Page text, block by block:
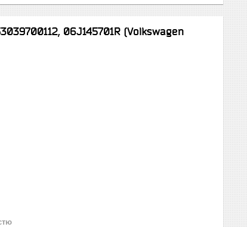
06J145701R (Volkswagen